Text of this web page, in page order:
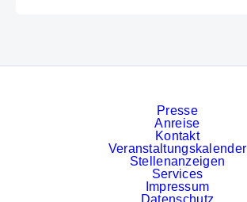
Presse
Anreise
Kontakt
Veranstaltungskalender
Stellenanzeigen
Services
Impressum
Datenschutz